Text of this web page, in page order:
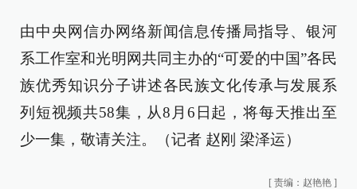
由中央网信办网络新闻信息传播局指导、银河
系工作室和光明网共同主办的“可爱的中国”各民
族优秀知识分子讲述各民族文化传承与发展系
列短视频共58集，从8月6日起，将每天推出至
少一集，敬请关注。（记者 赵刚 梁泽运）
[ 责编：赵艳艳 ]